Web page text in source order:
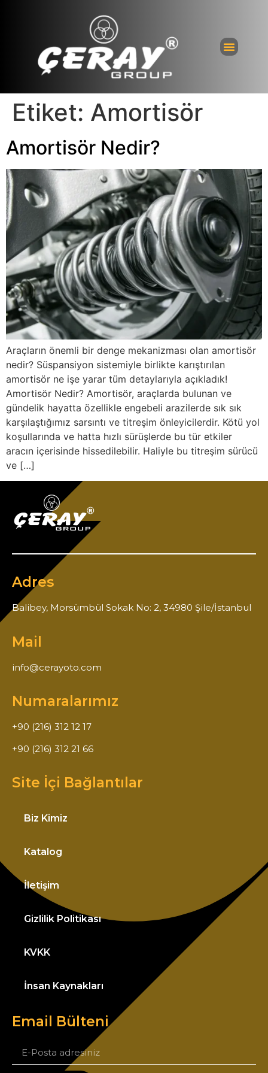
Etiket: Amortisör
Amortisör Nedir?
Araçların önemli bir denge mekanizması olan amortisör
nedir? Süspansiyon sistemiyle birlikte karıştırılan
amortisör ne işe yarar tüm detaylarıyla açıkladık!
Amortisör Nedir? Amortisör, araçlarda bulunan ve
gündelik hayatta özellikle engebeli arazilerde sık sık
karşılaştığımız sarsıntı ve titreşim önleyicilerdir. Kötü yol
koşullarında ve hatta hızlı sürüşlerde bu tür etkiler
aracın içerisinde hissedilebilir. Haliyle bu titreşim sürücü
ve […]
Adres
Balibey, Morsümbül Sokak No: 2, 34980 Şile/İstanbul
Mail
info@cerayoto.com
Numaralarımız
+90 (216) 312 12 17
+90 (216) 312 21 66
Site İçi Bağlantılar
Biz Kimiz
Katalog
İletişim
Gizlilik Politikası
KVKK
İnsan Kaynakları
Email Bülteni